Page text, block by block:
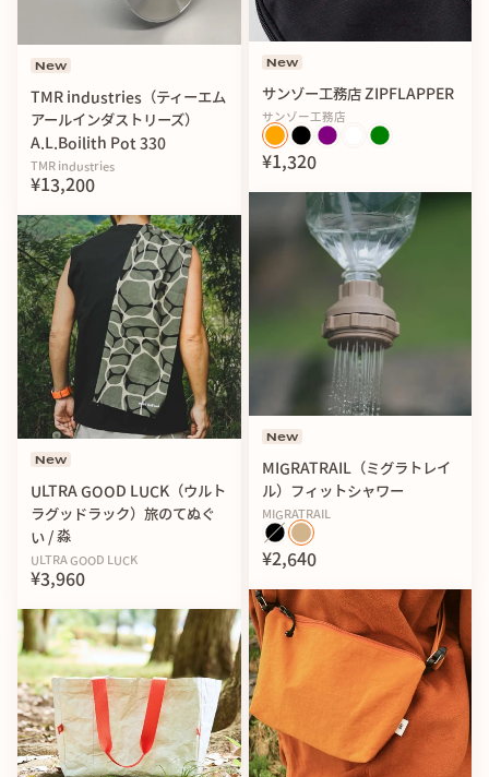
New
TMR industries（ティーエム
アールインダストリーズ）
A.L.Boilith Pot 330
TMR industries
¥13,200
New
ULTRA GOOD LUCK（ウルト
ラグッドラック）旅のてぬぐ
い / 淼
ULTRA GOOD LUCK
¥3,960
New
サンゾー工務店 ZIPFLAPPER
サンゾー工務店
¥1,320
New
MIGRATRAIL（ミグラトレイ
ル）フィットシャワー
MIGRATRAIL
¥2,640